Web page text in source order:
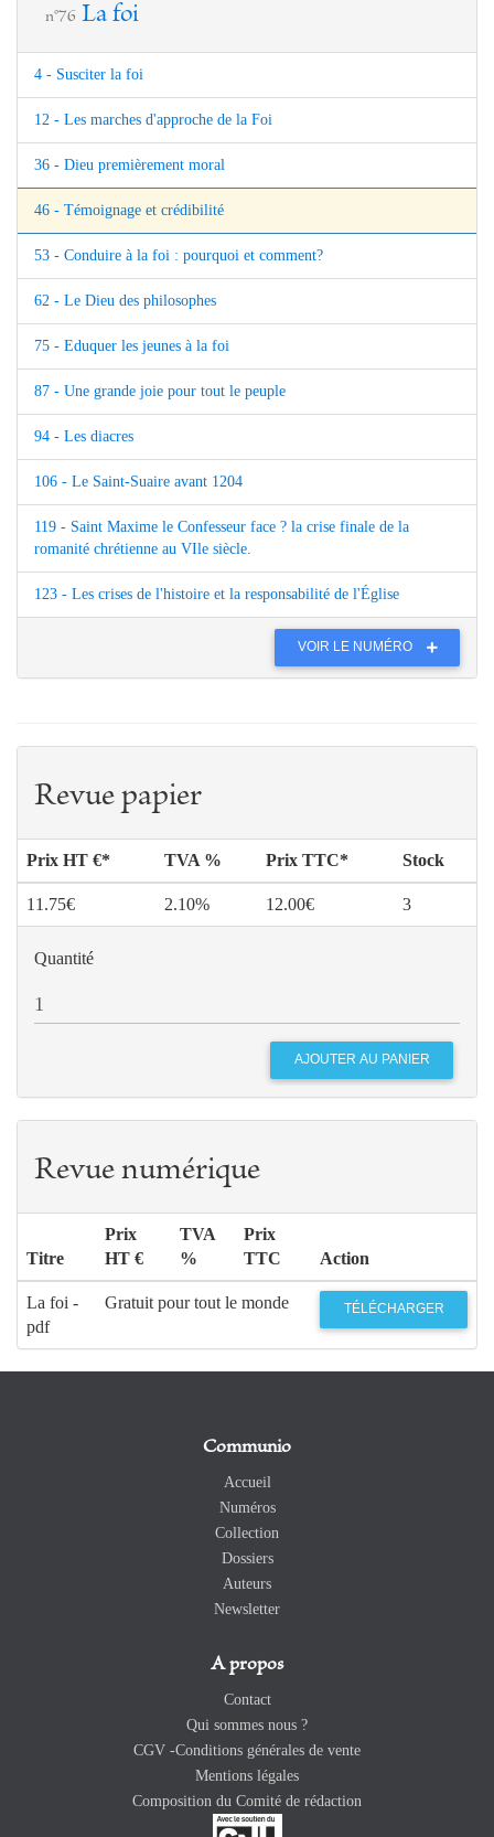
n°76 La foi
4 - Susciter la foi
12 - Les marches d'approche de la Foi
36 - Dieu premièrement moral
46 - Témoignage et crédibilité
53 - Conduire à la foi : pourquoi et comment?
62 - Le Dieu des philosophes
75 - Eduquer les jeunes à la foi
87 - Une grande joie pour tout le peuple
94 - Les diacres
106 - Le Saint-Suaire avant 1204
119 - Saint Maxime le Confesseur face ? la crise finale de la
romanité chrétienne au VIle siècle.
123 - Les crises de l'histoire et la responsabilité de l'Église
VOIR LE NUMÉRO
Revue papier
Prix HT €* TVA % Prix TTC* Stock
11.75€ 2.10% 12.00€ 3
Quantité
Revue numérique
Titre
Prix
HT €
TVA
%
Prix
TTC
Action
La foi -
pdf
Gratuit pour tout le monde TÉLÉCHARGER
Communio
Accueil
Numéros
Collection
Dossiers
Auteurs
Newsletter
A propos
Contact
Qui sommes nous ?
CGV -Conditions générales de vente
Mentions légales
Composition du Comité de rédaction